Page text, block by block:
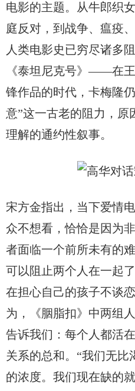
电影的主题。从牛郎织
庭反对，到战争、瘟疫
人类电影史已穷尽诸多
《泰坦尼克号》——在
锋作品的时代，卡梅隆
意”这一古老的阻力，原
理解的通约性叙事。
宋方金指出，当下爱情
众不想看，恰恰是因为
者面临一个前所未有的
可以阻止两个人在一起
在担心自己的孩子不谈
为，《胭脂扣》中两组
告诉我们：每个人都活
关系的总和。 “我们无比
的浓度。我们现在缺的